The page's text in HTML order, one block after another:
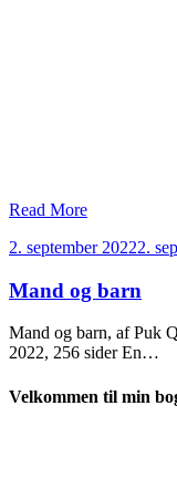
Read More
2. september 20222.
Mand og barn
Mand og barn, af Puk
2022, 256 sider En…
Velkommen til min